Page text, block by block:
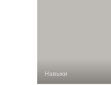
Навыки